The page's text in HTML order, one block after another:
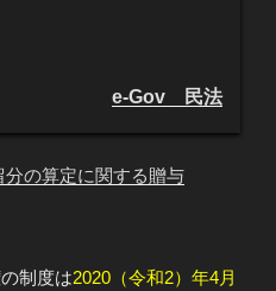
e-Gov 民法
の算定に関する贈与
制度は2020（令和2）年4月